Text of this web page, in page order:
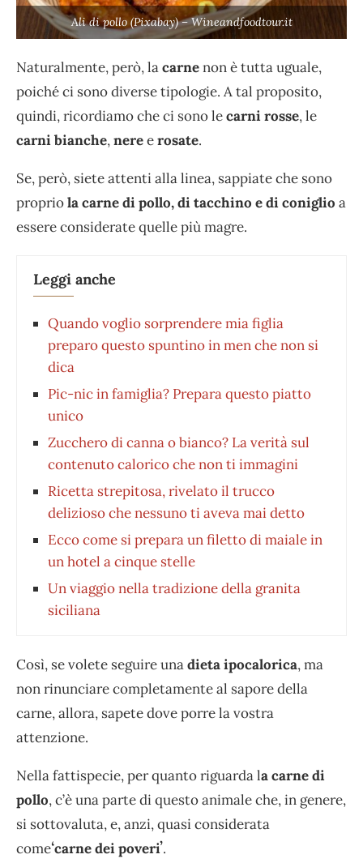
Ali di pollo (Pixabay) – Wineandfoodtour.it
Naturalmente, però, lacarnenon è tutta uguale,
poiché ci sono diverse tipologie. A tal proposito,
quindi, ricordiamo che ci sono lecarni rosse, le
carni bianche,nereerosate.
Se, però, siete attenti alla linea, sappiate che sono
propriola carne di pollo, di tacchino e di coniglio a
essere considerate quelle più magre.
Leggi anche
Quando voglio sorprendere mia figlia
preparo questo spuntino in men che non si
dica
Pic-nic in famiglia? Prepara questo piatto
unico
Zucchero di canna o bianco? La verità sul
contenuto calorico che non ti immagini
Ricetta strepitosa, rivelato il trucco
delizioso che nessuno ti aveva mai detto
Ecco come si prepara un filetto di maiale in
un hotel a cinque stelle
Un viaggio nella tradizione della granita
siciliana
Così, se volete seguire unadieta ipocalorica, ma
non rinunciare completamente al sapore della
carne, allora, sapete dove porre la vostra
attenzione.
Nella fattispecie, per quanto riguarda la carne di
pollo, c’è una parte di questo animale che, in genere,
si sottovaluta, e, anzi, quasi considerata
comeʻcarne dei poveriʼ.